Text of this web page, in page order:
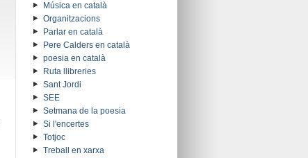
Música en català
Organitzacions
Parlar en català
Pere Calders en català
poesia en català
Ruta llibreries
Sant Jordi
SEE
Setmana de la poesia
Si l'encertes
Totjoc
Treball en xarxa